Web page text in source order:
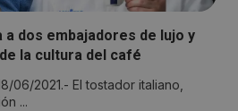
a dos embajadores de lujo y
la cultura del café
06/2021.- El tostador italiano,
...